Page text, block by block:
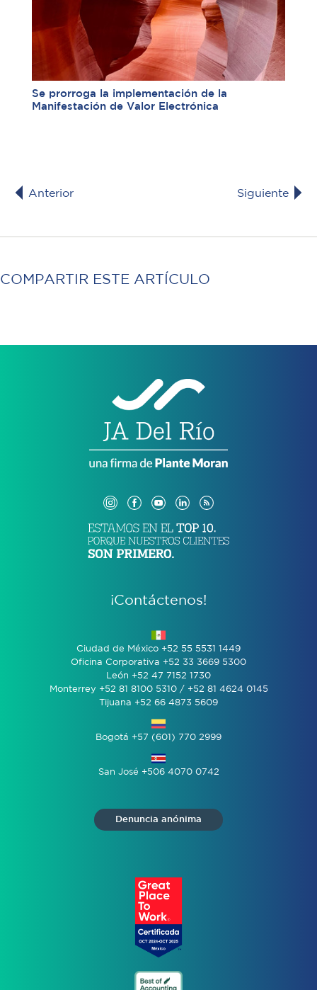
Se prorroga la implementación de la
Manifestación de Valor Electrónica
Anterior Siguiente
COMPARTIR ESTE ARTÍCULO
¡Contáctenos!
Ciudad de México +52 55 5531 1449
Oficina Corporativa +52 33 3669 5300
León +52 47 7152 1730
Monterrey +52 81 8100 5310 / +52 81 4624 0145
Tijuana +52 66 4873 5609
Bogotá +57 (601) 770 2999
San José +506 4070 0742
Denuncia anónima